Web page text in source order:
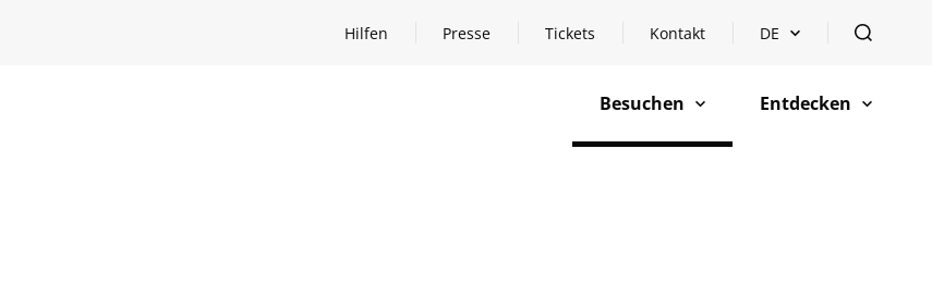
Hilfen
Hilfen öffnen Presse Tickets Kontakt Sprachauswahl öffnen
DE öffnen
Besuchen
öffnen Entdecken
öffnen